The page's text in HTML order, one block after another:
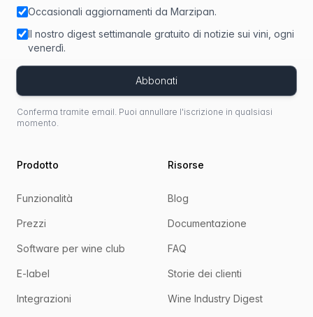
Occasionali aggiornamenti da Marzipan.
Il nostro digest settimanale gratuito di notizie sui vini, ogni
venerdì.
Abbonati
Conferma tramite email. Puoi annullare l'iscrizione in qualsiasi
momento.
Prodotto
Funzionalità
Prezzi
Software per wine club
E-label
Integrazioni
Risorse
Blog
Documentazione
FAQ
Storie dei clienti
Wine Industry Digest